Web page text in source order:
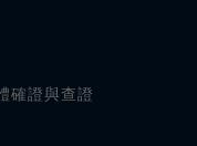
確證與查證